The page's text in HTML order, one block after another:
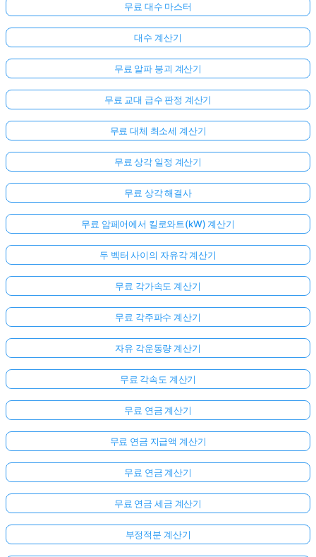
무료 대수 마스터
대수 계산기
무료 알파 붕괴 계산기
무료 교대 급수 판정 계산기
무료 대체 최소세 계산기
무료 상각 일정 계산기
무료 상각 해결사
무료 암페어에서 킬로와트(kW) 계산기
두 벡터 사이의 자유각 계산기
무료 각가속도 계산기
무료 각주파수 계산기
자유 각운동량 계산기
무료 각속도 계산기
무료 연금 계산기
무료 연금 지급액 계산기
무료 연금 계산기
무료 연금 세금 계산기
부정적분 계산기